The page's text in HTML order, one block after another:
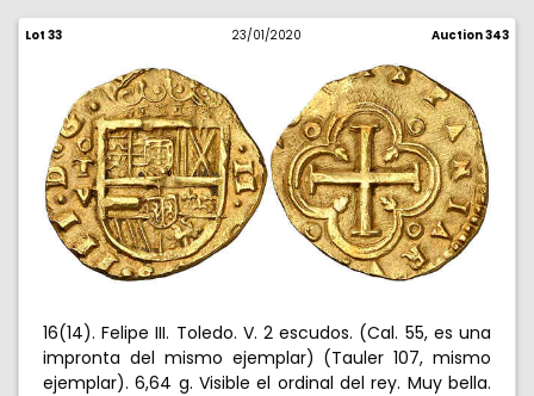
Lot 33 23/01/2020 Auction 343
16(14). Felipe III. Toledo. V. 2 escudos. (Cal. 55, es una
impronta del mismo ejemplar) (Tauler 107, mismo
ejemplar). 6,64 g. Visible el ordinal del rey. Muy bella.